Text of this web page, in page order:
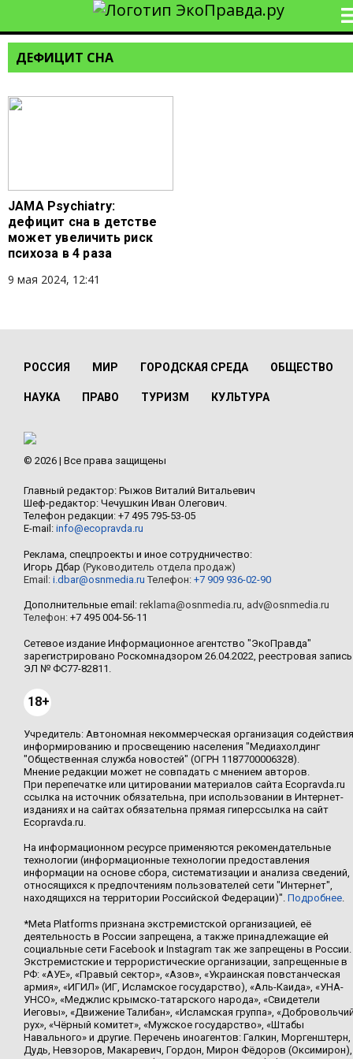
ДЕФИЦИТ СНА
JAMA Psychiatry:
дефицит сна в детстве
может увеличить риск
психоза в 4 раза
9 мая 2024, 12:41
РОССИЯ МИР ГОРОДСКАЯ СРЕДА ОБЩЕСТВО
НАУКА ПРАВО ТУРИЗМ КУЛЬТУРА
© 2026 | Все права защищены
Главный редактор: Рыжов Виталий Витальевич
Шеф-редактор: Чечушкин Иван Олегович.
Телефон редакции: +7 495 795-53-05
E-mail: info@ecopravda.ru
Реклама, спецпроекты и иное сотрудничество:
Игорь Дбар (Руководитель отдела продаж)
Email: i.dbar@osnmedia.ru Телефон: +7 909 936-02-90
Дополнительные email: reklama@osnmedia.ru, adv@osnmedia.ru
Телефон: +7 495 004-56-11
Сетевое издание Информационное агентство "ЭкоПравда"
зарегистрировано Роскомнадзором 26.04.2022, реестровая запись
ЭЛ № ФС77-82811.
18+
Учредитель: Автономная некоммерческая организация содействия
информированию и просвещению населения "Медиахолдинг
"Общественная служба новостей" (ОГРН 1187700006328).
Мнение редакции может не совпадать с мнением авторов.
При перепечатке или цитировании материалов сайта Ecopravda.ru
ссылка на источник обязательна, при использовании в Интернет-
изданиях и на сайтах обязательна прямая гиперссылка на сайт
Ecopravda.ru.
На информационном ресурсе применяются рекомендательные
технологии (информационные технологии предоставления
информации на основе сбора, систематизации и анализа сведений,
относящихся к предпочтениям пользователей сети "Интернет",
находящихся на территории Российской Федерации)". Подробнее.
*Meta Platforms признана экстремистской организацией, её
деятельность в России запрещена, а также принадлежащие ей
социальные сети Facebook и Instagram так же запрещены в России.
Экстремистские и террористические организации, запрещенные в
РФ: «АУЕ», «Правый сектор», «Азов», «Украинская повстанческая
армия», «ИГИЛ» (ИГ, Исламское государство), «Аль-Каида», «УНА-
УНСО», «Меджлис крымско-татарского народа», «Свидетели
Иеговы», «Движение Талибан», «Исламская группа»,
рух», «Чёрный комитет», «Мужское государство», «Штабы
Навального» и другие. Перечень иноагентов: Галкин, Моргенштерн,
Дудь, Невзоров, Макаревич, Гордон, Мирон Фёдоров (Оксимирон),